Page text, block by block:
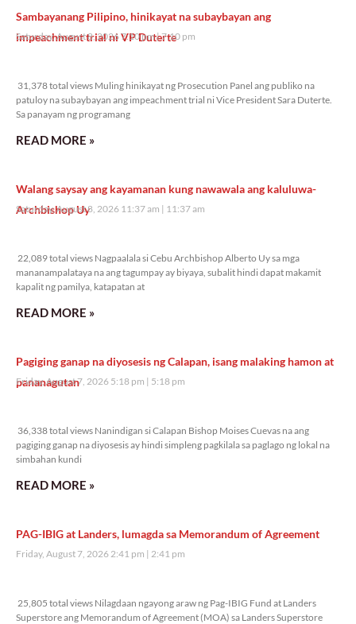
Sambayanang Pilipino, hinikayat na subaybayan ang
impeachment trial ni VP Duterte
Saturday, August 8, 2026 7:10 pm 7:10 pm
31,378 total views Muling hinikayat ng Prosecution Panel ang publiko na
patuloy na subaybayan ang impeachment trial ni Vice President Sara Duterte.
Sa panayam ng programang
READ MORE »
Walang saysay ang kayamanan kung nawawala ang kaluluwa-
Archbishop Uy
Saturday, August 8, 2026 11:37 am 11:37 am
22,089 total views Nagpaalala si Cebu Archbishop Alberto Uy sa mga
mananampalataya na ang tagumpay ay biyaya, subalit hindi dapat makamit
kapalit ng pamilya, katapatan at
READ MORE »
Pagiging ganap na diyosesis ng Calapan, isang malaking hamon at
pananagutan
Friday, August 7, 2026 5:18 pm 5:18 pm
36,338 total views Nanindigan si Calapan Bishop Moises Cuevas na ang
pagiging ganap na diyosesis ay hindi simpleng pagkilala sa paglago ng lokal na
simbahan kundi
READ MORE »
PAG-IBIG at Landers, lumagda sa Memorandum of Agreement
Friday, August 7, 2026 2:41 pm 2:41 pm
25,805 total views Nilagdaan ngayong araw ng Pag-IBIG Fund at Landers
Superstore ang Memorandum of Agreement (MOA) sa Landers Superstore